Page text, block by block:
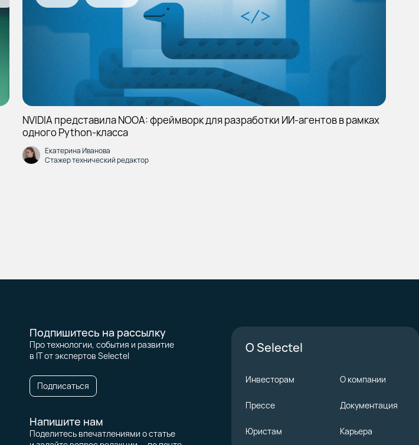
NVIDIA представила NOOA: фреймворк для разработки ИИ-агентов в рамках
одного Python-класса
Екатерина Иванова
Стажер технический редактор
Подпишитесь на рассылку
Про технологии, события и развитие
в IT от экспертов Selectel
Подписаться
Напишите нам
Поделитесь впечатлениями о статье
О Selectel
Инвесторам О компании
Прессе Документация
Юристам Карьера